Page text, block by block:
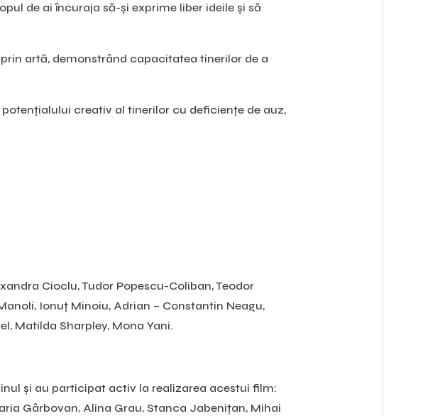
de ai încuraja să-și exprime liber ideile și să
artă, demonstrând capacitatea tinerilor de a
creativ al tinerilor cu deficiențe de auz,
Cioclu, Tudor Popescu-Coliban, Teodor
Ionuț Minoiu, Adrian – Constantin Neagu,
Matilda Sharpley, Mona Yani.
și au participat activ la realizarea acestui film:
Gârbovan, Alina Grau, Stanca Jabenițan, Mihai